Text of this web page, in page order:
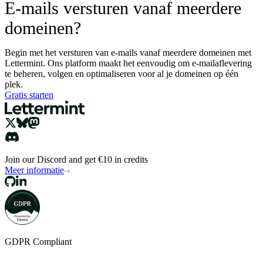
E-mails versturen vanaf meerdere
domeinen?
Begin met het versturen van e-mails vanaf meerdere domeinen met
Lettermint. Ons platform maakt het eenvoudig om e-mailaflevering
te beheren, volgen en optimaliseren voor al je domeinen op één
plek.
Gratis starten
Join our Discord and get €10 in credits
Meer informatie
GDPR Compliant